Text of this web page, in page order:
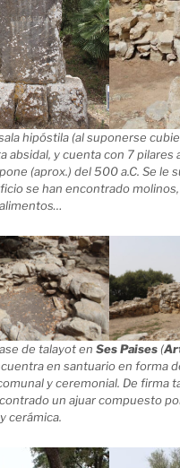
hipóstila (al suponerse
absidal, y cuenta con 7 pilares
(aprox.) del 500 a.C. Se le
se han encontrado
alimentos…
de talayot enSes Paises (
en santuario en forma
y ceremonial. De firma
un ajuar compuesto
y cerámica.